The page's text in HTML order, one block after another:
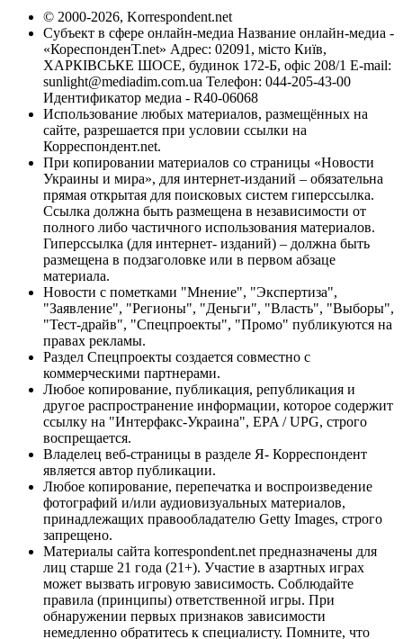
© 2000-2026, Korrespondent.net
Субъект в сфере онлайн-медиа Название онлайн-медиа -
«КореспонденТ.net» Адрес: 02091, місто Київ,
ХАРКІВСЬКЕ ШОСЕ, будинок 172-Б, офіс 208/1 E-mail:
sunlight@mediadim.com.ua Телефон: 044-205-43-00
Идентификатор медиа - R40-06068
Использование любых материалов, размещённых на
сайте, разрешается при условии ссылки на
Корреспондент.net.
При копировании материалов со страницы «Новости
Украины и мира», для интернет-изданий – обязательна
прямая открытая для поисковых систем гиперссылка.
Ссылка должна быть размещена в независимости от
полного либо частичного использования материалов.
Гиперссылка (для интернет- изданий) – должна быть
размещена в подзаголовке или в первом абзаце
материала.
Новости с пометками "Мнение", "Экспертиза",
"Заявление", "Регионы", "Деньги", "Власть", "Выборы",
"Тест-драйв", "Спецпроекты", "Промо" публикуются на
правах рекламы.
Раздел Спецпроекты создается совместно с
коммерческими партнерами.
Любое копирование, публикация, републикация и
другое распространение информации, которое содержит
ссылку на "Интерфакс-Украина", EPA / UPG, строго
воспрещается.
Владелец веб-страницы в разделе Я- Корреспондент
является автор публикации.
Любое копирование, перепечатка и воспроизведение
фотографий и/или аудиовизуальных материалов,
принадлежащих правообладателю Getty Images, строго
запрещено.
Материалы сайта korrespondent.net предназначены для
лиц старше 21 года (21+). Участие в азартных играх
может вызвать игровую зависимость. Соблюдайте
правила (принципы) ответственной игры. При
обнаружении первых признаков зависимости
немедленно обратитесь к специалисту. Помните, что